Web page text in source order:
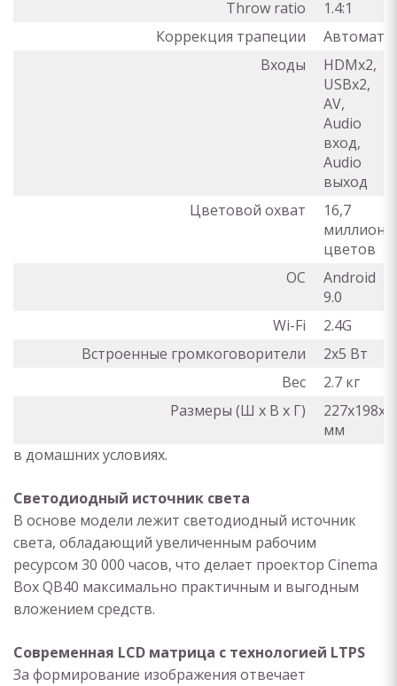
Throw ratio
1.4:1
Коррекция трапеции
Входы
HDMx2,
USBx2,
AV,
Audio
вход,
Audio
выход
Цветовой охват
16,7
цветов
ОС
Android
9.0
Wi-Fi
2.4G
Встроенные громкоговорители
2x5 Вт
Вес
2.7 кг
Размеры (Ш x В x Г)
мм
в домашних условиях.
Светодиодный источник света
В основе модели лежит светодиодный источник
света, обладающий увеличенным рабочим
ресурсом 30 000 часов, что делает проектор Cinema
Box QB40 максимально практичным и выгодным
вложением средств.
Современная LCD матрица с технологией LTPS
За формирование изображения отвечает